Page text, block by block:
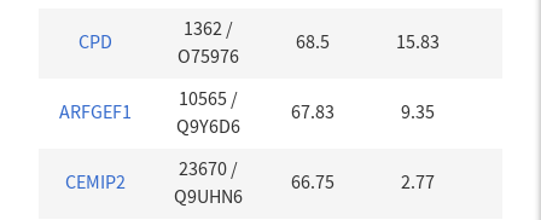
CPD
1362 /
O75976
68.5 15.83
ARFGEF1
10565 /
Q9Y6D6
67.83 9.35
CEMIP2
23670 /
Q9UHN6
66.75 2.77